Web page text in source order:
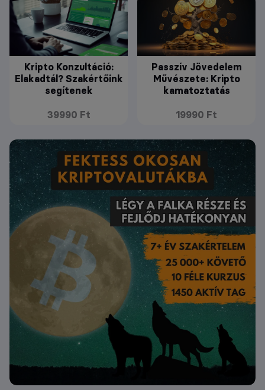
Kripto Konzultáció:
Elakadtál? Szakértőink
segítenek
39990 Ft
Passzív Jövedelem
Művészete: Kripto
kamatoztatás
19990 Ft